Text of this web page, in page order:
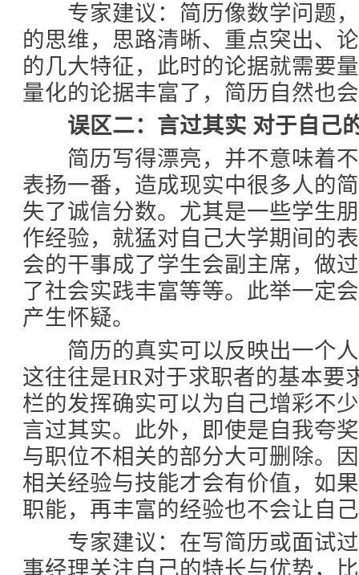
专家建议：简历像数学问题，
的思维，思路清晰、重点突出、
的几大特征，此时的论据就需要
量化的论据丰富了，简历自然也
误区二：言过其实 对于自己
简历写得漂亮，并不意味着不
表扬一番，造成现实中很多人的
失了诚信分数。尤其是一些学生
作经验，就猛对自己大学期间的
会的干事成了学生会副主席，做
了社会实践丰富等等。此举一定
产生怀疑。
简历的真实可以反映出一个人
这往往是HR对于求职者的基本要
栏的发挥确实可以为自己增彩不
言过其实。此外，即使是自我夸
与职位不相关的部分大可删除。
相关经验与技能才会有价值，如
职能，再丰富的经验也不会让自
专家建议：在写简历或面试过
事经理关注自己的特长与优势，